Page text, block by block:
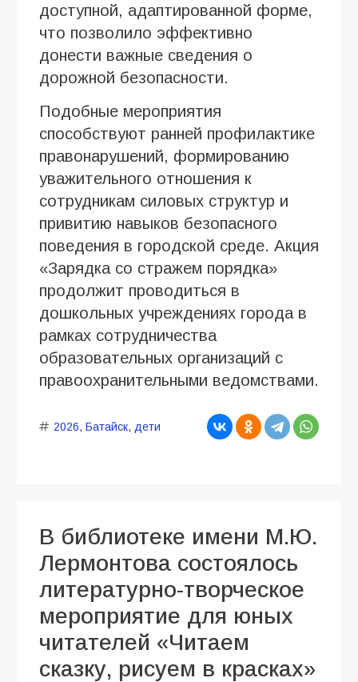
доступной, адаптированной форме,
что позволило эффективно
донести важные сведения о
дорожной безопасности.
Подобные мероприятия
способствуют ранней профилактике
правонарушений, формированию
уважительного отношения к
сотрудникам силовых структур и
привитию навыков безопасного
поведения в городской среде. Акция
«Зарядка со стражем порядка»
продолжит проводиться в
дошкольных учреждениях города в
рамках сотрудничества
образовательных организаций с
правоохранительными ведомствами.
2026, Батайск, дети
В библиотеке имени М.Ю.
Лермонтова состоялось
литературно-творческое
мероприятие для юных
читателей «Читаем
сказку, рисуем в красках»